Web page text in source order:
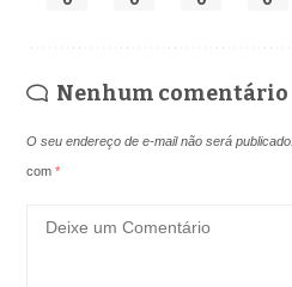
Nenhum comentário
O seu endereço de e-mail não será publicado.
com*